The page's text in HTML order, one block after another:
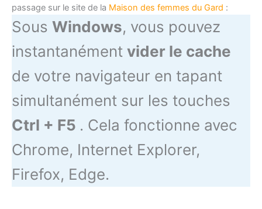
passage sur le site de la Maison des femmes du Gard :
Sous Windows, vous pouvez
instantanément vider le cache
de votre navigateur en tapant
simultanément sur les touches
Ctrl + F5 . Cela fonctionne avec
Chrome, Internet Explorer,
Firefox, Edge.